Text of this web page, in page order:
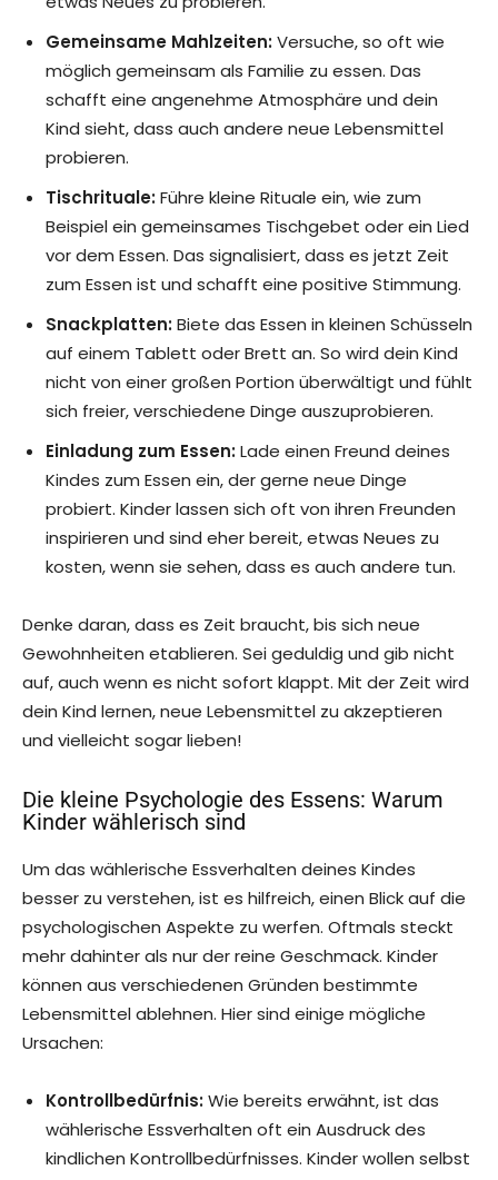
Gemeinsame Mahlzeiten:Versuche, so oft wie
möglich gemeinsam als Familie zu essen. Das
schafft eine angenehme Atmosphäre und dein
Kind sieht, dass auch andere neue Lebensmittel
probieren.
Tischrituale:Führe kleine Rituale ein, wie zum
Beispiel ein gemeinsames Tischgebet oder ein Lied
vor dem Essen. Das signalisiert, dass es jetzt Zeit
zum Essen ist und schafft eine positive Stimmung.
Snackplatten:Biete das Essen in kleinen Schüsseln
auf einem Tablett oder Brett an. So wird dein Kind
nicht von einer großen Portion überwältigt und fühlt
sich freier, verschiedene Dinge auszuprobieren.
Einladung zum Essen:Lade einen Freund deines
Kindes zum Essen ein, der gerne neue Dinge
probiert. Kinder lassen sich oft von ihren Freunden
inspirieren und sind eher bereit, etwas Neues zu
kosten, wenn sie sehen, dass es auch andere tun.
Denke daran, dass es Zeit braucht, bis sich neue
Gewohnheiten etablieren. Sei geduldig und gib nicht
auf, auch wenn es nicht sofort klappt. Mit der Zeit wird
dein Kind lernen, neue Lebensmittel zu akzeptieren
und vielleicht sogar lieben!
Die kleine Psychologie des Essens: Warum
Kinder wählerisch sind
Um das wählerische Essverhalten deines Kindes
besser zu verstehen, ist es hilfreich, einen Blick auf die
psychologischen Aspekte zu werfen. Oftmals steckt
mehr dahinter als nur der reine Geschmack. Kinder
können aus verschiedenen Gründen bestimmte
Lebensmittel ablehnen. Hier sind einige mögliche
Ursachen:
Kontrollbedürfnis:Wie bereits erwähnt, ist das
wählerische Essverhalten oft ein Ausdruck des
kindlichen Kontrollbedürfnisses. Kinder wollen selbst